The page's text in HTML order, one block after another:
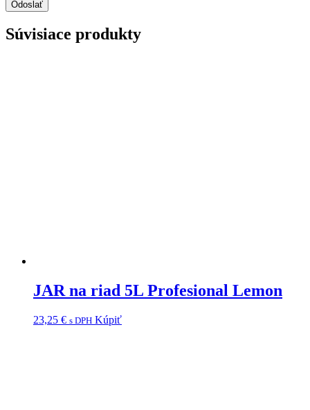
Súvisiace produkty
JAR na riad 5L Profesional Lemon
23,25 € s DPH Kúpiť